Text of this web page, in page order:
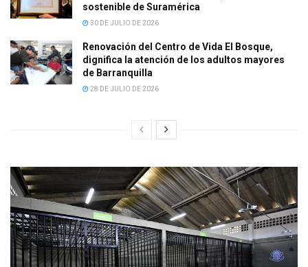
sostenible de Suramérica
30 DE JULIO DE 2026
Renovación del Centro de Vida El Bosque,
dignifica la atención de los adultos mayores
de Barranquilla
28 DE JULIO DE 2026